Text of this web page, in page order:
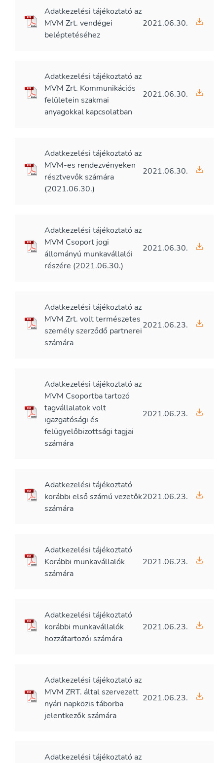
Adatkezelési tájékoztató az
MVM Zrt. vendégei
beléptetéséhez
2021.06.30.
Adatkezelési tájékoztató az
MVM Zrt. Kommunikációs
felületein szakmai
anyagokkal kapcsolatban
2021.06.30.
Adatkezelési tájékoztató az
MVM-es rendezvényeken
résztvevők számára
(2021.06.30.)
2021.06.30.
Adatkezelési tájékoztató az
MVM Csoport jogi
állományú munkavállalói
részére (2021.06.30.)
2021.06.30.
Adatkezelési tájékoztató az
MVM Zrt. volt természetes
személy szerződő partnerei
számára
2021.06.23.
Adatkezelési tájékoztató az
MVM Csoportba tartozó
tagvállalatok volt
igazgatósági és
felügyelőbizottsági tagjai
számára
2021.06.23.
Adatkezelési tájékoztató
korábbi első számú vezetők
számára
2021.06.23.
Adatkezelési tájékoztató
Korábbi munkavállalók
számára
2021.06.23.
Adatkezelési tájékoztató
korábbi munkavállalók
hozzátartozói számára
2021.06.23.
Adatkezelési tájékoztató az
MVM ZRT. által szervezett
nyári napközis táborba
jelentkezők számára
2021.06.23.
Adatkezelési tájékoztató az